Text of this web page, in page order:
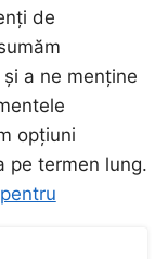
de
a ne menține
opțiuni
pe termen lung.